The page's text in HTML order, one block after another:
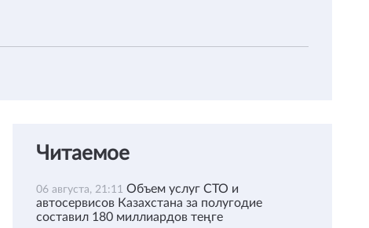
Читаемое
06 августа, 21:11 Объем услуг СТО и
автосервисов Казахстана за полугодие
составил 180 миллиардов теңге